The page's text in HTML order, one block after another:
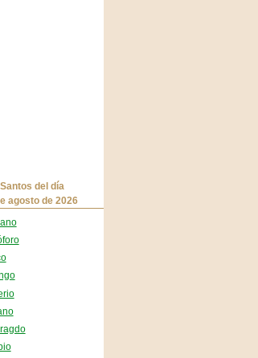
Santos del día
agosto de 2026